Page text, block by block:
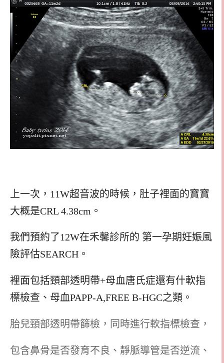
上一次，11W超音波的時候，肚子裡面的寶寶
大概是CRL 4.38cm。
我們預約了12W在禾馨診所的 第一孕期妊娠風
險評估SEARCH。
裡面包括頸部透明帶+母血唐氏症還有什軟指
標檢查、母血PAPP-A,FREE B-HGC之類。
胎兒頸部透明帶篩檢，同時進行軟指標檢查，
包含鼻骨是否發育不良、靜脈導管是否逆流、